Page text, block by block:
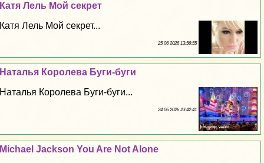
Катя Лель Мой секрет
Катя Лель Мой секрет...
25 06 2026 13:56:55
Наталья Королева Буги-буги
Наталья Королева Буги-буги...
24 06 2026 23:42:41
Michael Jackson You Are Not Alone